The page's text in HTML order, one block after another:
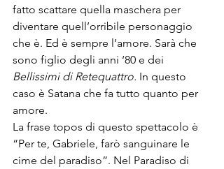
fatto scattare quella maschera per
diventare quell’orribile personaggio
che è. Ed è sempre l’amore. Sarà che
sono figlio degli anni ‘80 e dei
Bellissimi di Retequattro. In questo
caso è Satana che fa tutto quanto per
amore.
La frase topos di questo spettacolo è
“Per te, Gabriele, farò sanguinare le
cime del paradiso”. Nel Paradiso di